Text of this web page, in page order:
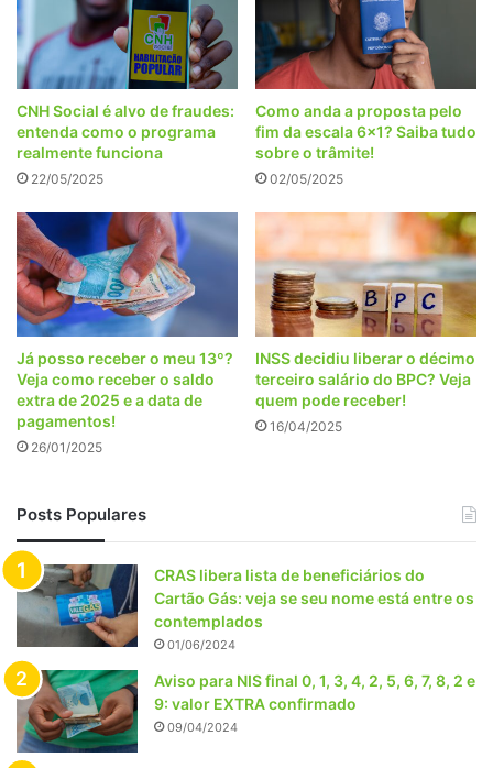
CNH Social é alvo de fraudes:
entenda como o programa
realmente funciona
22/05/2025
Como anda a proposta pelo
fim da escala 6×1? Saiba tudo
sobre o trâmite!
02/05/2025
Já posso receber o meu 13º?
Veja como receber o saldo
extra de 2025 e a data de
pagamentos!
26/01/2025
INSS decidiu liberar o décimo
terceiro salário do BPC? Veja
quem pode receber!
16/04/2025
Posts Populares
CRAS libera lista de beneficiários do
Cartão Gás: veja se seu nome está entre os
contemplados
01/06/2024
Aviso para NIS final 0, 1, 3, 4, 2, 5, 6, 7, 8, 2 e
9: valor EXTRA confirmado
09/04/2024